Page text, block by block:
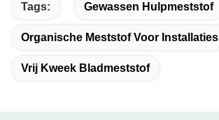
Tags: Gewassen Hulpmeststof
Organische Meststof Voor Installaties
Vrij Kweek Bladmeststof